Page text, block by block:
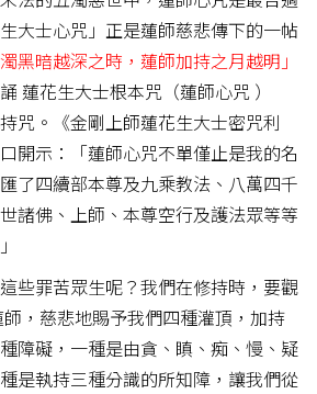
大士心咒」正是蓮師慈悲傳下的一帖
濁黑暗越深之時，蓮師加持之月越明」
蓮花生大士根本咒（蓮師心咒 ）
咒。《金剛上師蓮花生大士密咒利
開示：「蓮師心咒不單僅止是我的名
了四續部本尊及九乘教法、八萬四千
諸佛、上師、本尊空行及護法眾等等
些罪苦眾生呢？我們在修持時，要觀
，慈悲地賜予我們四種灌頂，加持
障礙，一種是由貪、瞋、痴、慢、疑
是執持三種分識的所知障，讓我們從